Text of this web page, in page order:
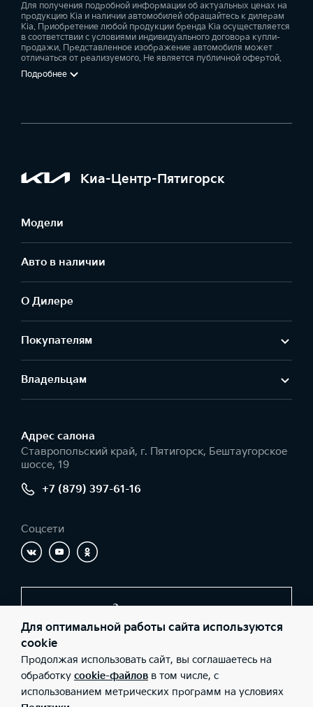
Для получения подробной информации об актуальных ценах на
продукцию Kia и наличии автомобилей обращайтесь к дилерам
Kia. Приобретение любой продукции бренда Kia осуществляется
в соответствии с условиями индивидуального договора купли-
продажи. Представленное изображение автомобиля может
отличаться от реализуемого. Не является публичной офертой.
Подробнее
Киа-Центр-Пятигорск
Модели
Авто в наличии
О Дилере
Покупателям
Владельцам
Адрес салонa
Ставропольский край, г. Пятигорск, Бештаугорское
шоссе, 19
+7 (879) 397-61-16
Соцсети
Заказать звонок
© 2026 Юридические лица ООО «Киа-центр-Пятигорск»
(Фактический адрес: Ставропольский край, г. Пятигорск,
Бештаугорское шоссе, 19; Телефон: +7 (879) 397-61-16; ИНН:
2632080685; ОГРН: 1062632019823), ООО «Киа Россия и СНГ»
(Фактический адрес: г.Москва, Валовая 26; Телефон: 8 800 301
Для оптимальной работы сайта используются
cookie
Продолжая использовать сайт, вы соглашаетесь на
обработку cookie-файлов в том числе, с
использованием метрических программ на условиях